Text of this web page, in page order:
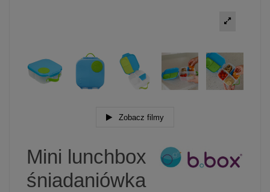
Zobacz filmy
Mini lunchbox
śniadaniówka